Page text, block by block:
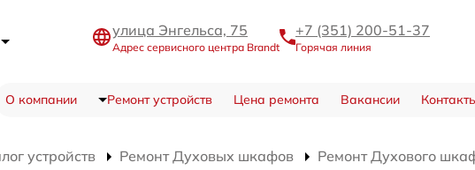
улица Энгельса, 75
Адрес сервисного центра Brandt
+7 (351) 200-51-37
Горячая линия
О компании Ремонт устройств Цена ремонта Вакансии
устройств Ремонт Духовых шкафов
Ремонт Духового